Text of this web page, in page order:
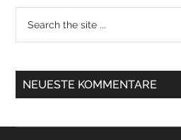
NEUESTE KOMMENTARE